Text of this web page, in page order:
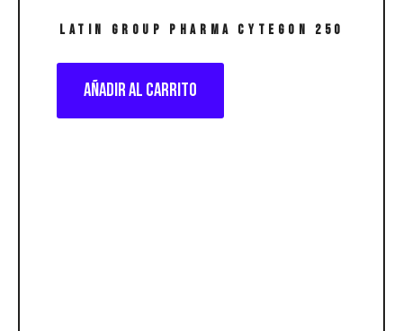
LATIN GROUP PHARMA Cytegon 250
Añadir al carrito